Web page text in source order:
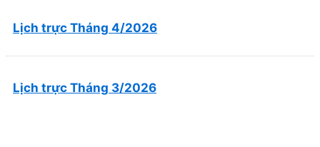
Lịch trực Tháng 4/2026
Lịch trực Tháng 3/2026